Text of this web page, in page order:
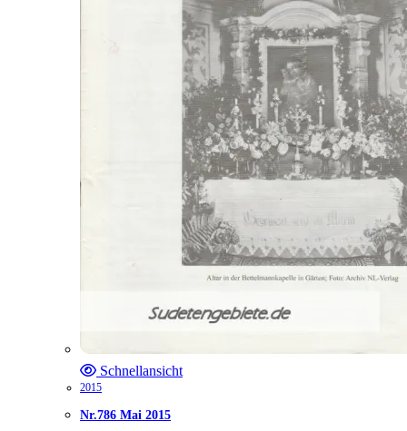
Schnellansicht
2015
Nr.786 Mai 2015